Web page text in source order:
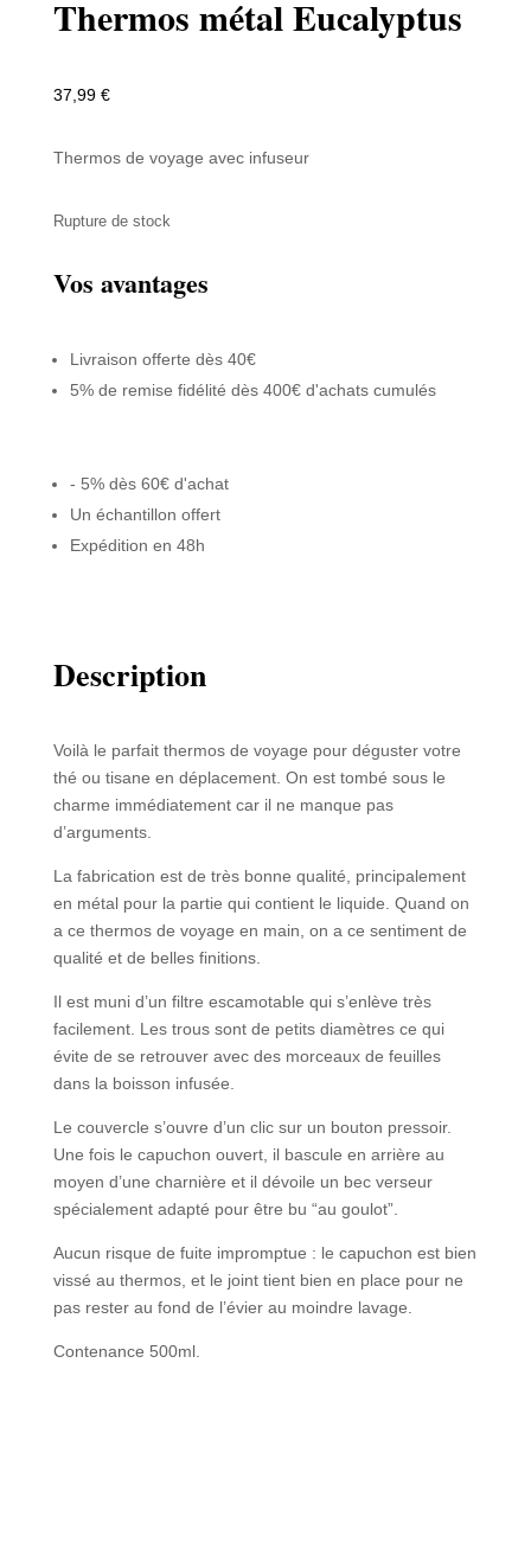
Thermos métal Eucalyptus
37,99 €
Thermos de voyage avec infuseur
Rupture de stock
Vos avantages
Livraison offerte dès 40€
5% de remise fidélité dès 400€ d'achats cumulés
- 5% dès 60€ d'achat
Un échantillon offert
Expédition en 48h
Description
Voilà le parfait thermos de voyage pour déguster votre
thé ou tisane en déplacement. On est tombé sous le
charme immédiatement car il ne manque pas
d’arguments.
La fabrication est de très bonne qualité, principalement
en métal pour la partie qui contient le liquide. Quand on
a ce thermos de voyage en main, on a ce sentiment de
qualité et de belles finitions.
Il est muni d’un filtre escamotable qui s’enlève très
facilement. Les trous sont de petits diamètres ce qui
évite de se retrouver avec des morceaux de feuilles
dans la boisson infusée.
Le couvercle s’ouvre d’un clic sur un bouton pressoir.
Une fois le capuchon ouvert, il bascule en arrière au
moyen d’une charnière et il dévoile un bec verseur
spécialement adapté pour être bu “au goulot”.
Aucun risque de fuite impromptue : le capuchon est bien
vissé au thermos, et le joint tient bien en place pour ne
pas rester au fond de l’évier au moindre lavage.
Contenance 500ml.